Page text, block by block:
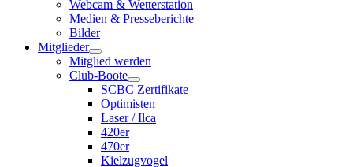
Webcam & Wetterstation
Medien & Presseberichte
Bilder
Mitglieder
Mitglied werden
Club-Boote
SCBC Zertifikate
Optimisten
Laser / Ilca
420er
470er
Kielzugvogel